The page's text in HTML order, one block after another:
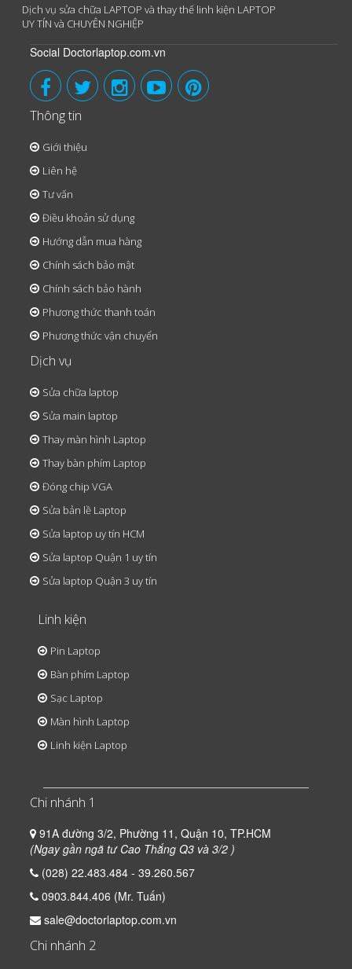
Dịch vụ sửa chữa LAPTOP và thay thế linh kiện LAPTOP
UY TÍN và CHUYÊN NGHIỆP
Social Doctorlaptop.com.vn
Thông tin
Giới thiệu
Liên hệ
Tư vấn
Điều khoản sử dụng
Hướng dẫn mua hàng
Chính sách bảo mật
Chính sách bảo hành
Phương thức thanh toán
Phương thức vận chuyển
Dịch vụ
Sửa chữa laptop
Sửa main laptop
Thay màn hình Laptop
Thay bàn phím Laptop
Đóng chip VGA
Sửa bản lề Laptop
Sửa laptop uy tín HCM
Sửa laptop Quận 1 uy tín
Sửa laptop Quận 3 uy tín
Linh kiện
Pin Laptop
Bàn phím Laptop
Sạc Laptop
Màn hình Laptop
Linh kiện Laptop
Chi nhánh 1
91A đường 3/2, Phường 11, Quận 10, TP.HCM
(Ngay gần ngã tư Cao Thắng Q3 và 3/2 )
(028) 22.483.484 - 39.260.567
0903.844.406 (Mr. Tuấn)
sale@doctorlaptop.com.vn
Chi nhánh 2